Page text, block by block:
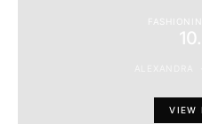
VIEW